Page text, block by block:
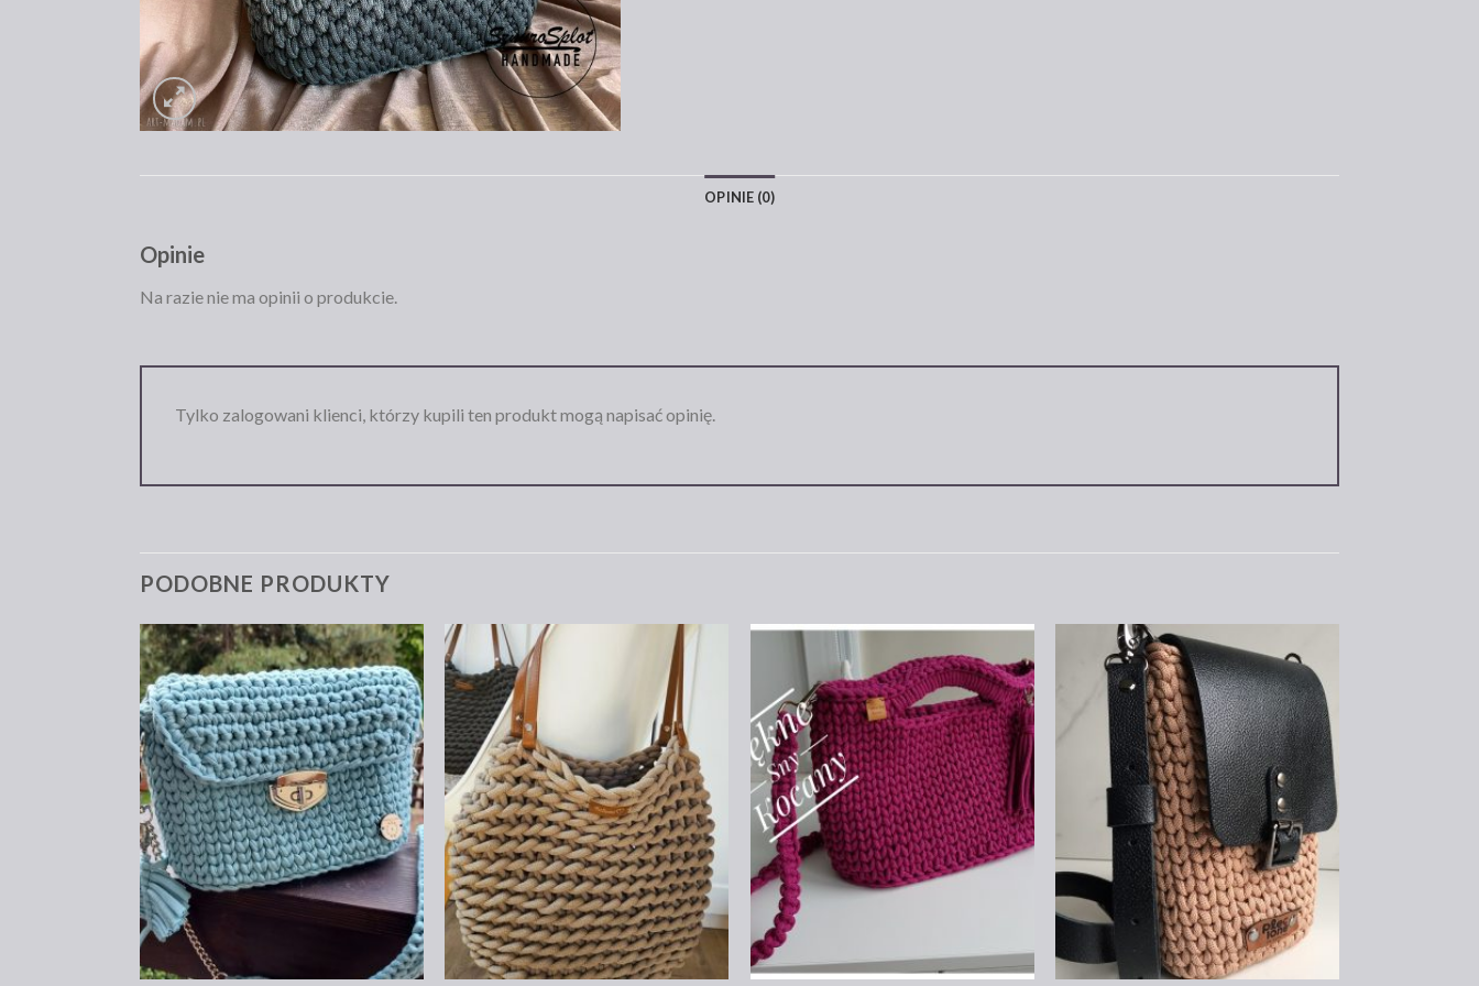
OPINIE (0)
Opinie
Na razie nie ma opinii o produkcie.
Tylko zalogowani klienci, którzy kupili ten produkt mogą napisać opinię.
PODOBNE PRODUKTY